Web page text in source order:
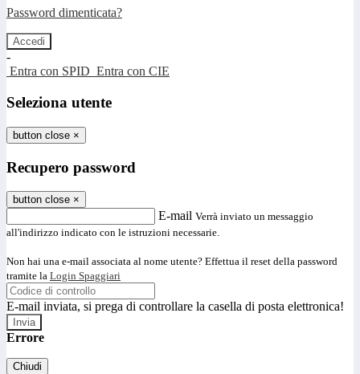
Password dimenticata?
-
Entra con SPID Entra con CIE
Seleziona utente
button close ×
Recupero password
button close ×
E-mail Verrà inviato un messaggio
all'indirizzo indicato con le istruzioni necessarie.
Non hai una e-mail associata al nome utente? Effettua il reset della password
tramite la Login Spaggiari
E-mail inviata, si prega di controllare la casella di posta elettronica!
Errore
Chiudi